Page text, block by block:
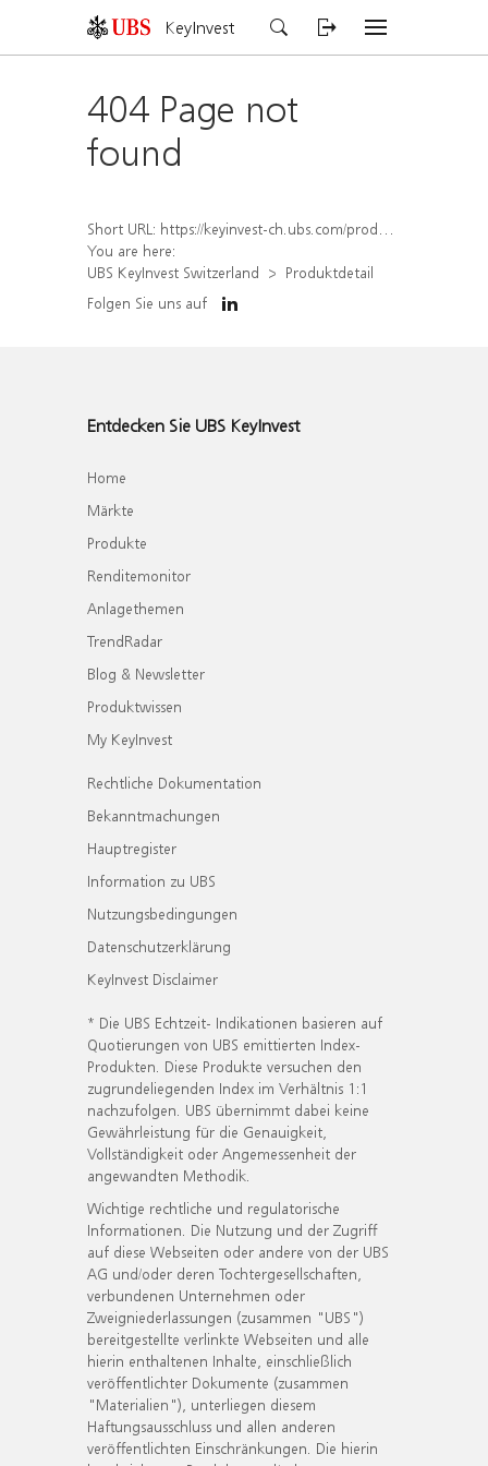
KeyInvest
404 Page not
found
Short URL: https://keyinvest-ch.ubs.com/produkt/detail/index/isin/CH1578383122
You are here:
UBS KeyInvest Switzerland
Produktdetail
Folgen Sie uns auf
Entdecken Sie UBS KeyInvest
Home
Märkte
Produkte
Renditemonitor
Anlagethemen
TrendRadar
Blog & Newsletter
Produktwissen
My KeyInvest
Rechtliche Dokumentation
Bekanntmachungen
Hauptregister
Information zu UBS
Nutzungsbedingungen
Datenschutzerklärung
KeyInvest Disclaimer
* Die UBS Echtzeit- Indikationen basieren auf
Quotierungen von UBS emittierten Index-
Produkten. Diese Produkte versuchen den
zugrundeliegenden Index im Verhältnis 1:1
nachzufolgen. UBS übernimmt dabei keine
Gewährleistung für die Genauigkeit,
Vollständigkeit oder Angemessenheit der
angewandten Methodik.
Wichtige rechtliche und regulatorische
Informationen. Die Nutzung und der Zugriff
auf diese Webseiten oder andere von der UBS
AG und/oder deren Tochtergesellschaften,
verbundenen Unternehmen oder
Zweigniederlassungen (zusammen "UBS")
bereitgestellte verlinkte Webseiten und alle
hierin enthaltenen Inhalte, einschließlich
veröffentlichter Dokumente (zusammen
"Materialien"), unterliegen diesem
Haftungsausschluss und allen anderen
veröffentlichten Einschränkungen. Die hierin